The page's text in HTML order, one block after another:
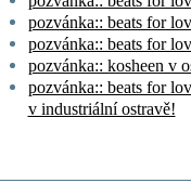
pozvánka:: beats for
pozvánka:: beats for
pozvánka:: kosheen v
pozvánka:: beats for
v industriální ostravě!